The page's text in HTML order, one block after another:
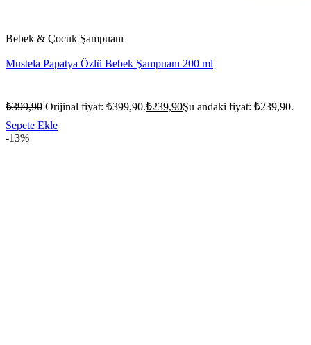
Bebek & Çocuk Şampuanı
Mustela Papatya Özlü Bebek Şampuanı 200 ml
₺399,90 Orijinal fiyat: ₺399,90.₺239,90Şu andaki fiyat: ₺239,90.
Sepete Ekle
-13%